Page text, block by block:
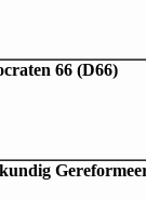
66 (D66)